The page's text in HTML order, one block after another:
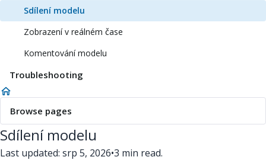
Sdílení modelu
Zobrazení v reálném čase
Komentování modelu
Troubleshooting
Browse pages
Sdílení modelu
Last updated: srp 5, 2026•3 min read.